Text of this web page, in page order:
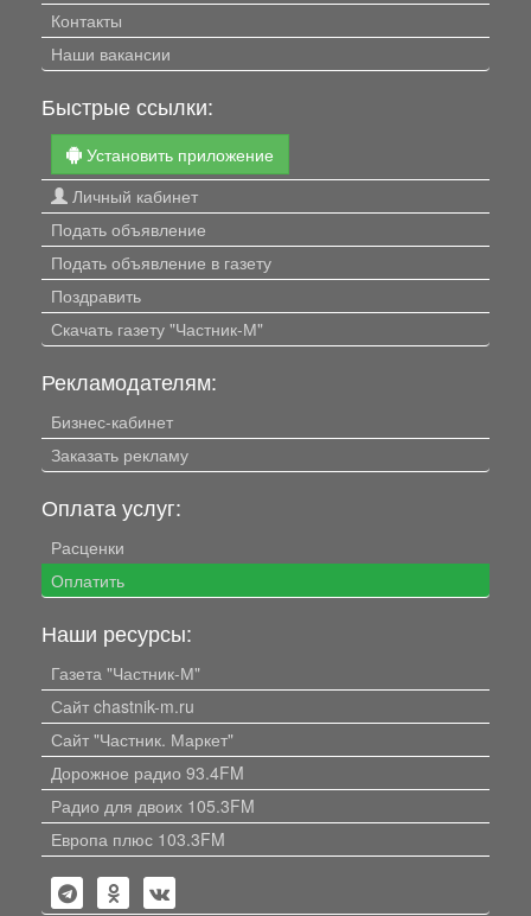
Контакты
Наши вакансии
Быстрые ссылки:
Установить приложение
Личный кабинет
Подать объявление
Подать объявление в газету
Поздравить
Скачать газету "Частник-М"
Рекламодателям:
Бизнес-кабинет
Заказать рекламу
Оплата услуг:
Расценки
Оплатить
Наши ресурсы:
Газета "Частник-М"
Сайт chastnik-m.ru
Сайт "Частник. Маркет"
Дорожное радио 93.4FM
Радио для двоих 105.3FM
Европа плюс 103.3FM